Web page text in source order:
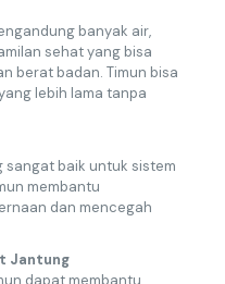
banyak air,
sehat yang bisa
berat badan. Timun bisa
lebih lama tanpa
sangat baik untuk sistem
membantu
dan mencegah
Jantung